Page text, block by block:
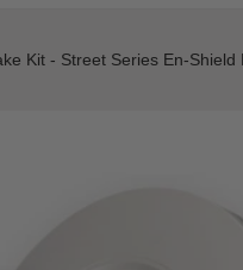
Kit - Street Series En-
tagen